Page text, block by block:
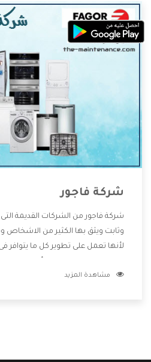
شركة فاجور
شركة فاجور من الشركات القديمة
وثابت ويثق بها الكثير من الاشخاص
لأنها تعمل على تطوير كل ما يتوافر
وتقدم للعملاء أقوى العروض
مشاهدة المزيد